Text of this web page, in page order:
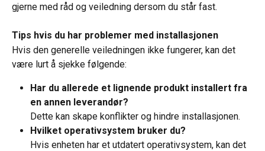
gjerne med råd og veiledning dersom du står fast.
Tips hvis du har problemer med installasjonen
Hvis den generelle veiledningen ikke fungerer, kan det
være lurt å sjekke følgende:
Har du allerede et lignende produkt installert fra
en annen leverandør?
Dette kan skape konflikter og hindre installasjonen.
Hvilket operativsystem bruker du?
Hvis enheten har et utdatert operativsystem, kan det